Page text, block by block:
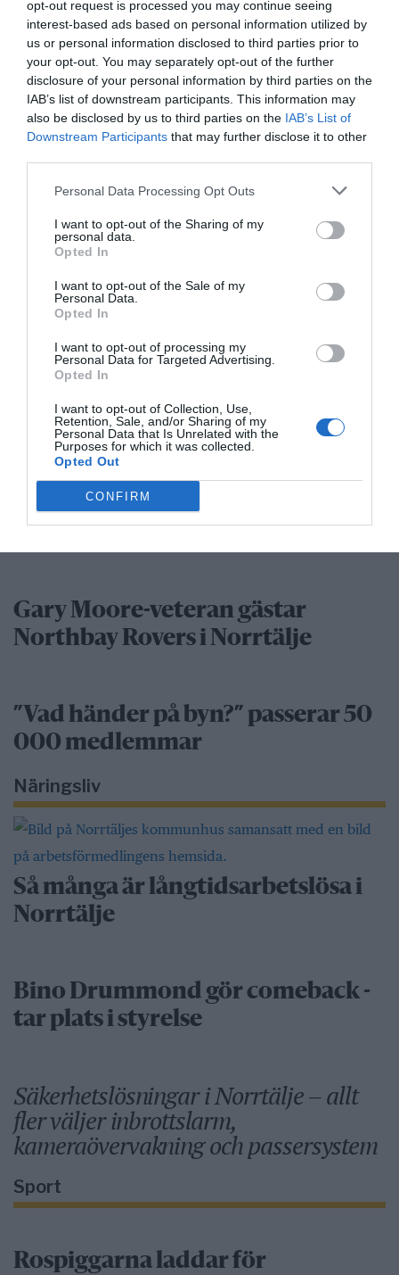
opt-out request is processed you may continue seeing
interest-based ads based on personal information utilized by
us or personal information disclosed to third parties prior to
your opt-out. You may separately opt-out of the further
disclosure of your personal information by third parties on the
IAB’s list of downstream participants. This information may
also be disclosed by us to third parties on the IAB’s List of
Downstream Participants that may further disclose it to other
Personal Data Processing Opt Outs
I want to opt-out of the Sharing of my
personal data.
Opted In
I want to opt-out of the Sale of my
Personal Data.
Opted In
I want to opt-out of processing my
Personal Data for Targeted Advertising.
Opted In
I want to opt-out of Collection, Use,
Retention, Sale, and/or Sharing of my
Personal Data that Is Unrelated with the
Purposes for which it was collected.
Opted Out
CONFIRM
är hat mot landsbygden
Carl Eos
29 jul KONSERVATIV
Pinsamt av Norrtelje Tidning
Carl Eos
Norrtälje visar vägen: Fler elever
Robert Beronius
Dags att ge Rimbo mer makt?
Kultur/Nöje
Punkfestivalen Byskvaller växer –
Gary Moore-veteran gästar
Northbay Rovers i Norrtälje
”Vad händer på byn?” passerar 50
000 medlemmar
Näringsliv
Så många är långtidsarbetslösa i
Norrtälje
Bino Drummond gör comeback -
tar plats i styrelse
Säkerhetslösningar i Norrtälje – allt
fler väljer inbrottslarm,
kameraövervakning och passersystem
Sport
Rospiggarna laddar för